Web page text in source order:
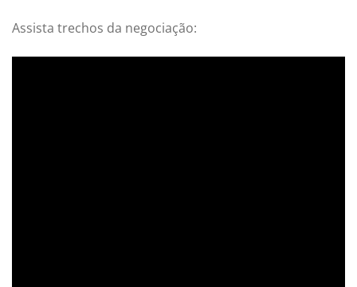
Assista trechos da negociação: